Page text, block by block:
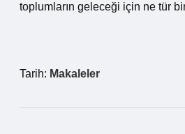
toplumların geleceği için ne tür
Tarih: Makaleler